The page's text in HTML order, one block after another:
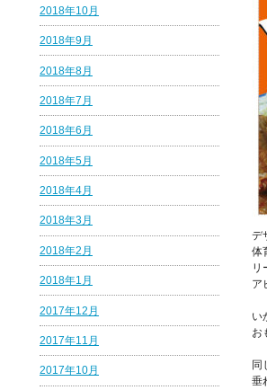
デ
体
リ
ア
い
お
同
垂
2018年10月
2018年9月
2018年8月
2018年7月
2018年6月
2018年5月
2018年4月
2018年3月
2018年2月
2018年1月
2017年12月
2017年11月
2017年10月